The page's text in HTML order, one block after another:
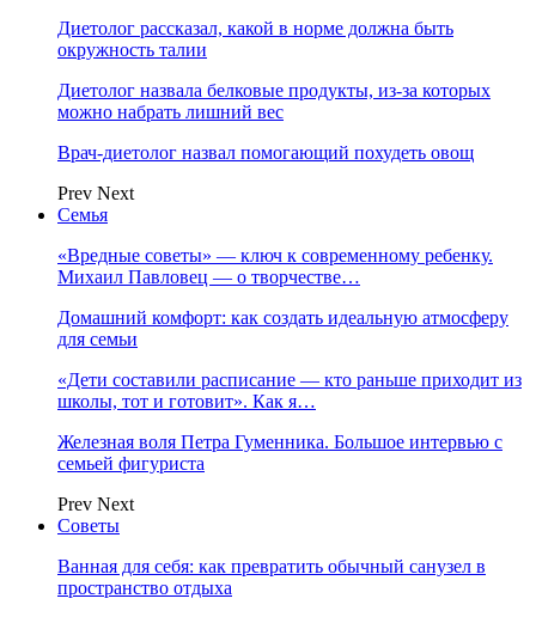
Диетолог рассказал, какой в норме должна быть
окружность талии
Диетолог назвала белковые продукты, из-за которых
можно набрать лишний вес
Врач-диетолог назвал помогающий похудеть овощ
Prev Next
Семья
«Вредные советы» — ключ к современному ребенку.
Михаил Павловец — о творчестве…
Домашний комфорт: как создать идеальную атмосферу
для семьи
«Дети составили расписание — кто раньше приходит из
школы, тот и готовит». Как я…
Железная воля Петра Гуменника. Большое интервью с
семьей фигуриста
Prev Next
Советы
Ванная для себя: как превратить обычный санузел в
пространство отдыха